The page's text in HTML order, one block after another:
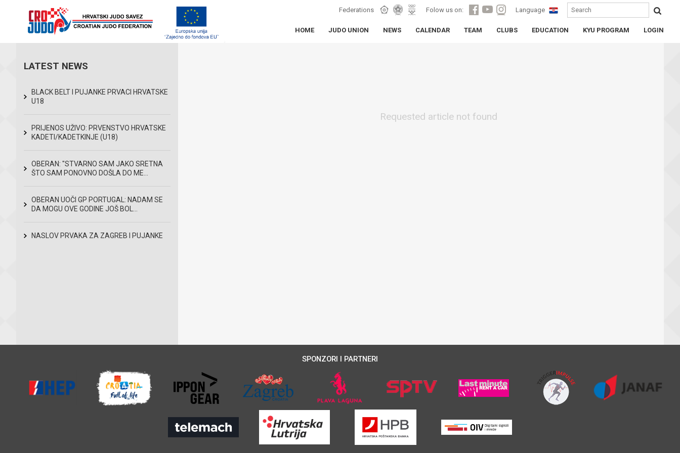
Federations Folow us on: Language
HOME JUDO UNION NEWS CALENDAR TEAM CLUBS EDUCATION KYU PROGRAM LOGIN
LATEST NEWS
BLACK BELT I PUJANKE PRVACI HRVATSKE
U18
PRIJENOS UŽIVO: PRVENSTVO HRVATSKE
KADETI/KADETKINJE (U18)
OBERAN: "STVARNO SAM JAKO SRETNA
ŠTO SAM PONOVNO DOŠLA DO ME...
OBERAN UOČI GP PORTUGAL: NADAM SE
DA MOGU OVE GODINE JOŠ BOL...
NASLOV PRVAKA ZA ZAGREB I PUJANKE
Requested article not found
SPONZORI I PARTNERI